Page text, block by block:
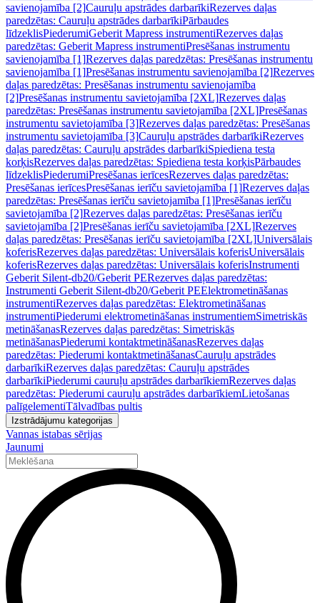
savienojamība [2]Cauruļu apstrādes darbarīkiRezerves daļas
paredzētas: Cauruļu apstrādes darbarīkiPārbaudes
līdzeklisPiederumiGeberit Mapress instrumentiRezerves daļas
paredzētas: Geberit Mapress instrumentiPresēšanas instrumentu
savienojamība [1]Rezerves daļas paredzētas: Presēšanas instrumentu
savienojamība [1]Presēšanas instrumentu savienojamība [2]Rezerves
daļas paredzētas: Presēšanas instrumentu savienojamība
[2]Presēšanas instrumentu savietojamība [2XL]Rezerves daļas
paredzētas: Presēšanas instrumentu savietojamība [2XL]Presēšanas
instrumentu savietojamība [3]Rezerves daļas paredzētas: Presēšanas
instrumentu savietojamība [3]Cauruļu apstrādes darbarīkiRezerves
daļas paredzētas: Cauruļu apstrādes darbarīkiSpiediena testa
korķisRezerves daļas paredzētas: Spiediena testa korķisPārbaudes
līdzeklisPiederumiPresēšanas ierīcesRezerves daļas paredzētas:
Presēšanas ierīcesPresēšanas ierīču savietojamība [1]Rezerves daļas
paredzētas: Presēšanas ierīču savietojamība [1]Presēšanas ierīču
savietojamība [2]Rezerves daļas paredzētas: Presēšanas ierīču
savietojamība [2]Presēšanas ierīču savietojamība [2XL]Rezerves
daļas paredzētas: Presēšanas ierīču savietojamība [2XL]Universālais
koferisRezerves daļas paredzētas: Universālais koferisUniversālais
koferisRezerves daļas paredzētas: Universālais koferisInstrumenti
Geberit Silent-db20/Geberit PERezerves daļas paredzētas:
Instrumenti Geberit Silent-db20/Geberit PEElektrometināšanas
instrumentiRezerves daļas paredzētas: Elektrometināšanas
instrumentiPiederumi elektrometināšanas instrumentiemSimetriskās
metināšanasRezerves daļas paredzētas: Simetriskās
metināšanasPiederumi kontaktmetināšanasRezerves daļas
paredzētas: Piederumi kontaktmetināšanasCauruļu apstrādes
darbarīkiRezerves daļas paredzētas: Cauruļu apstrādes
darbarīkiPiederumi cauruļu apstrādes darbarīkiemRezerves daļas
paredzētas: Piederumi cauruļu apstrādes darbarīkiemLietošanas
palīgelementiTālvadības pultis
Izstrādājumu kategorijas
Vannas istabas sērijas
Jaunumi